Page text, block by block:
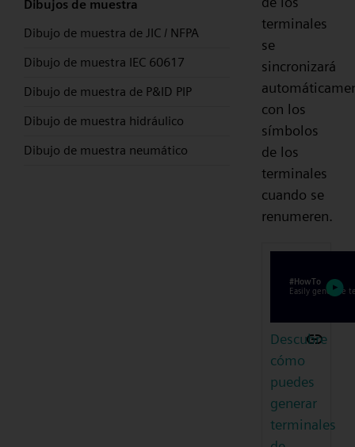
Dibujos de muestra
Dibujo de muestra de JIC / NFPA
Dibujo de muestra IEC 60617
Dibujo de muestra de P&ID PIP
Dibujo de muestra hidráulico
Dibujo de muestra neumático
terminales
se
sincronizará
con los
símbolos
de los
terminales
cuando se
renumeren.
Descubre
cómo
puedes
generar
terminales